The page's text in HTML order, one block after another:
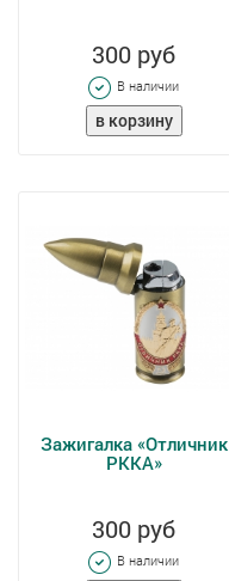
300 руб
В наличии
Зажигалка «Отличник
РККА»
300 руб
В наличии